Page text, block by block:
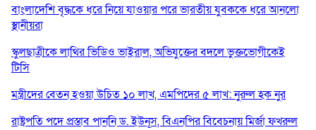
বাংলাদেশি বৃদ্ধকে ধরে নিয়ে যাওয়ার পরে ভারতীয় যুবককে ধরে আনলো
স্থানীয়রা
স্কুলছাত্রীকে লাথির ভিডিও ভাইরাল, অভিযুক্তের বদলে ভুক্তভোগীকেই
টিসি
মন্ত্রীদের বেতন হওয়া উচিত ১০ লাখ, এমপিদের ৫ লাখ: নুরুল হক নুর
রাষ্ট্রপতি পদে প্রস্তাব পাননি ড. ইউনূস, বিএনপির বিবেচনায় মির্জা ফখরুল